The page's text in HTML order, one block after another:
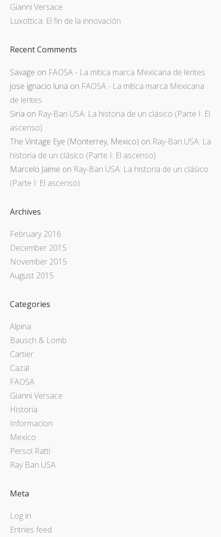
Gianni Versace
Luxottica: El fin de la innovación
Recent Comments
Savage on FAOSA - La mítica marca Mexicana de lentes
jose ignacio luna on FAOSA - La mítica marca Mexicana
de lentes
Siria on Ray-Ban USA: La historia de un clásico (Parte I: El
ascenso)
The Vintage Eye (Monterrey, Mexico) on Ray-Ban USA: La
historia de un clásico (Parte I: El ascenso)
Marcelo Jaime on Ray-Ban USA: La historia de un clásico
(Parte I: El ascenso)
Archives
February 2016
December 2015
November 2015
August 2015
Categories
Alpina
Bausch & Lomb
Cartier
Cazal
FAOSA
Gianni Versace
Historia
Informacion
Mexico
Persol Ratti
Ray Ban USA
Meta
Log in
Entries feed